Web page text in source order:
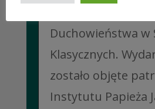
Duchowieństwa w
Klasycznych.
zostało objęte
Instytutu Papieża